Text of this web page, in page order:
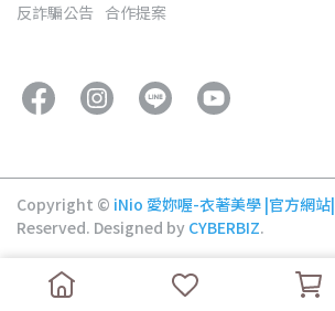
反詐騙公告 合作提案
Copyright © iNio 愛妳喔-衣著美學 |官方網站|
Reserved. Designed by CYBERBIZ.